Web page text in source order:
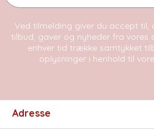
Ved tilmelding giver du accept til,
tilbud, gaver og nyheder fra vores
enhver tid trække samtykket
oplysninger i henhold til
Adresse